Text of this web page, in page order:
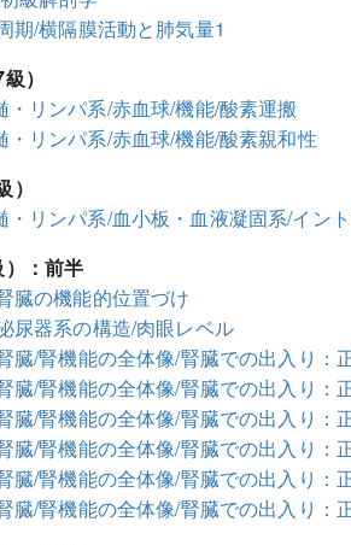
期/横隔膜活動と肺気量1
）
・リンパ系/赤血球/機能/酸素運搬
・リンパ系/赤血球/機能/酸素親和性
・リンパ系/血小板・血液凝固系/イン
：前半
臓の機能的位置づけ
尿器系の構造/肉眼レベル
臓/腎機能の全体像/腎臓での出入り：
臓/腎機能の全体像/腎臓での出入り：
臓/腎機能の全体像/腎臓での出入り
臓/腎機能の全体像/腎臓での出入り：
臓/腎機能の全体像/腎臓での出入り：
臓/腎機能の全体像/腎臓での出入り：